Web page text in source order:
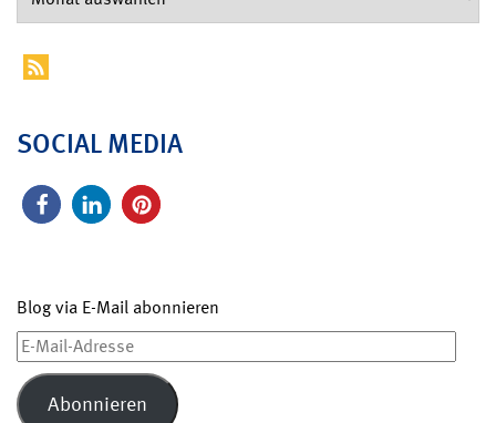
SOCIAL MEDIA
Blog via E-Mail abonnieren
E-
Mail-
Adresse
Abonnieren